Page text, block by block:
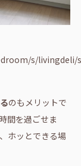
s/livingdeli/
のもメリットで
間を過ごせま
ホッとできる場